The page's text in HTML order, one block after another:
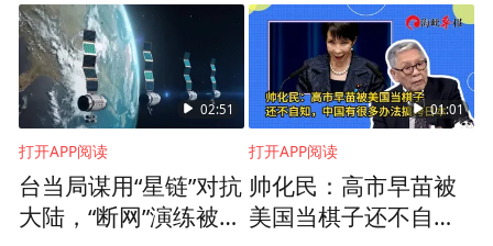
02:51
打开APP阅读
台当局谋用“星链”对抗
大陆，“断网”演练被批
01:01
打开APP阅读
帅化民：高市早苗被
美国当棋子还不自